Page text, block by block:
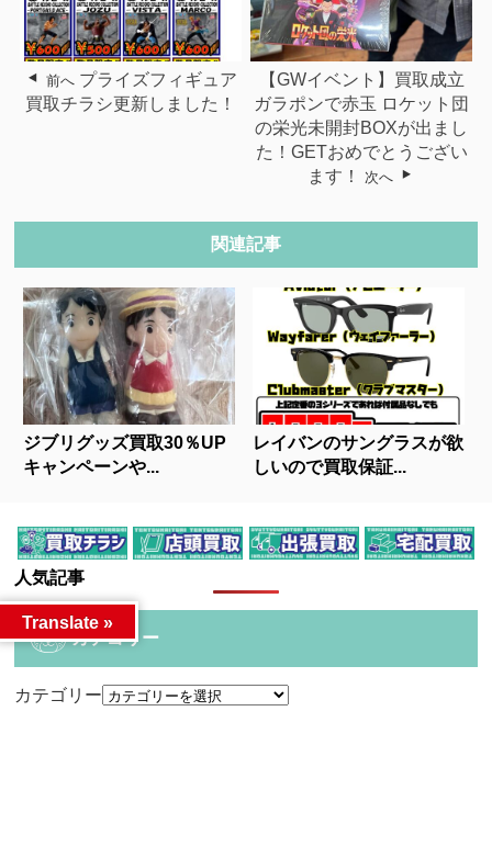
前へ プライズフィギュア
買取チラシ更新しました！
【GWイベント】買取成立
ガラポンで赤玉 ロケット団
の栄光未開封BOXが出まし
た！GETおめでとうござい
ます！
次へ
関連記事
ジブリグッズ買取30％UP
キャンペーンや...
レイバンのサングラスが欲
しいので買取保証...
人気記事
カテゴリー
カテゴリー
Translate »